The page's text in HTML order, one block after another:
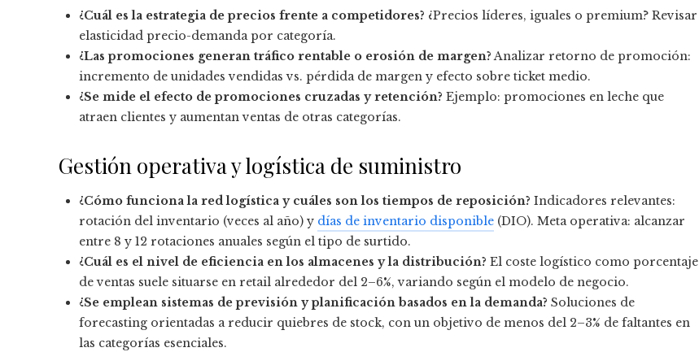
¿Cuál es la estrategia de precios frente a competidores? ¿Precios líderes, iguales o premium? Revisar
elasticidad precio-demanda por categoría.
¿Las promociones generan tráfico rentable o erosión de margen?Analizar retorno de promoción:
incremento de unidades vendidas vs. pérdida de margen y efecto sobre ticket medio.
¿Se mide el efecto de promociones cruzadas y retención? Ejemplo: promociones en leche que
atraen clientes y aumentan ventas de otras categorías.
Gestión operativa y logística de suministro
¿Cómo funciona la red logística y cuáles son los tiempos de reposición? Indicadores relevantes:
rotación del inventario (veces al año) y días de inventario disponible (DIO). Meta operativa: alcanzar
entre 8 y 12 rotaciones anuales según el tipo de surtido.
¿Cuál es el nivel de eficiencia en los almacenes y la distribución? El coste logístico como porcentaje
de ventas suele situarse en retail alrededor del 2–6%, variando según el modelo de negocio.
¿Se emplean sistemas de previsión y planificación basados en la demanda? Soluciones de
forecasting orientadas a reducir quiebres de stock, con un objetivo de menos del 2–3% de faltantes en
las categorías esenciales.